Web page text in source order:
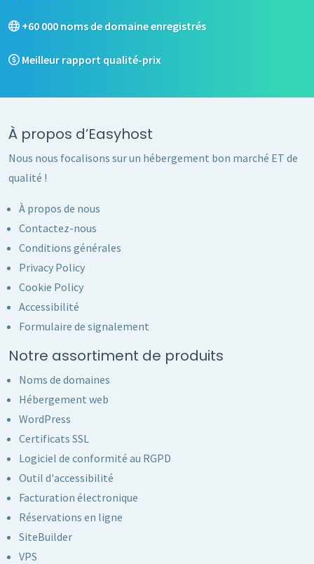
+60 000 noms de domaine enregistrés
Meilleur rapport qualité-prix
À propos d’Easyhost
Nous nous focalisons sur un hébergement bon marché ET de
qualité !
À propos de nous
Contactez-nous
Conditions générales
Privacy Policy
Cookie Policy
Accessibilité
Formulaire de signalement
Notre assortiment de produits
Noms de domaines
Hébergement web
WordPress
Certificats SSL
Logiciel de conformité au RGPD
Outil d'accessibilité
Facturation électronique
Réservations en ligne
SiteBuilder
VPS